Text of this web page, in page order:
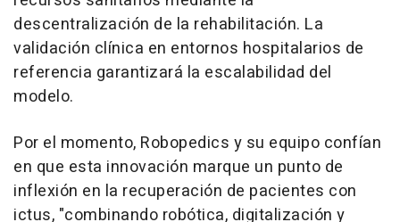
descentralización de la rehabilitación. La
validación clínica en entornos hospitalarios de
referencia garantizará la escalabilidad del
modelo.
Por el momento, Robopedics y su equipo confían
en que esta innovación marque un punto de
inflexión en la recuperación de pacientes con
ictus, "combinando robótica, digitalización y